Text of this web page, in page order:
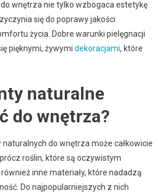
wnętrza nie tylko wzbogaca estetykę
się do poprawy jakości
życia. Dobre warunki pielęgnacji
pięknymi, żywymi dekoracjami, które
naturalne
do wnętrza?
do wnętrza może całkowicie
roślin, które są oczywistym
inne materiały, które nadadzą
Do najpopularniejszych z nich